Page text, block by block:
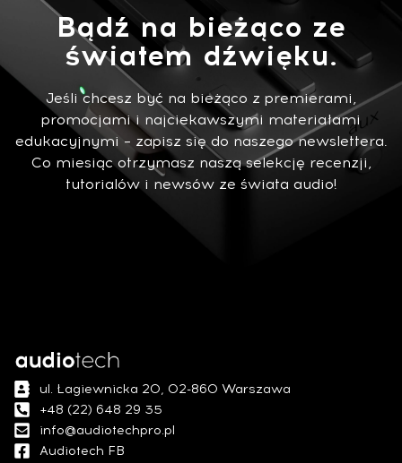
Bądź na bieżąco ze
światem dźwięku.
Jeśli chcesz być na bieżąco z premierami,
promocjami i najciekawszymi materiałami
edukacyjnymi – zapisz się do naszego newslettera.
Co miesiąc otrzymasz naszą selekcję recenzji,
tutorialów i newsów ze świata audio!
ul. Łagiewnicka 20, 02-860 Warszawa
+48 (22) 648 29 35
info@audiotechpro.pl
Audiotech FB